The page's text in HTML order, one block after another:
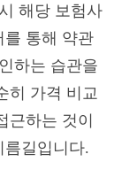
해당 보험사
를 통해 약관
하는 습관을
히 가격 비교
근하는 것이
름길입니다.